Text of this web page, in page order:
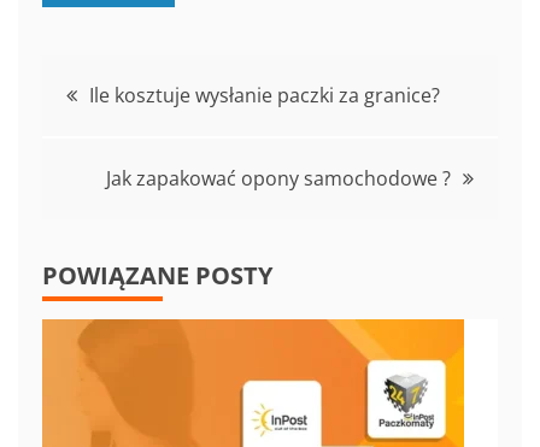
Nawigacja
Ile kosztuje wysłanie paczki za granice?
Jak zapakować opony samochodowe ?
POWIĄZANE POSTY